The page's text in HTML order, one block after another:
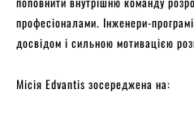
професіоналами. Інженери-
досвідом і сильною мотивацією
Місія Edvantis зосереджена на: